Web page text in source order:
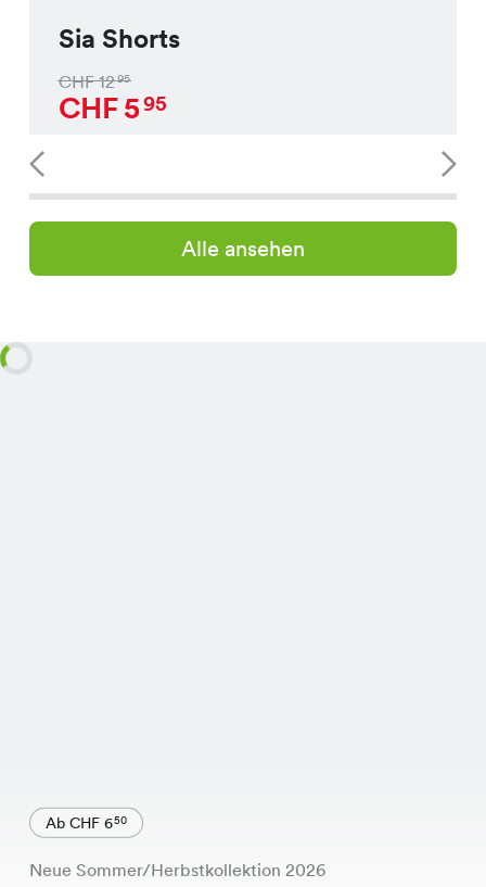
Sia Shorts
CHF1295
CHF595
Alle ansehen
Ab CHF 650
Neue Sommer/Herbstkollektion 2026